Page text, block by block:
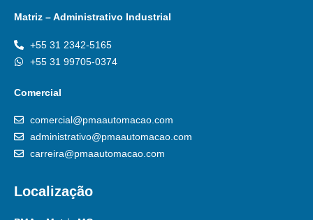
Matriz – Administrativo Industrial
+55 31 2342-5165
+55 31 99705-0374
Comercial
comercial@pmaautomacao.com
administrativo@pmaautomacao.com
carreira@pmaautomacao.com
Localização